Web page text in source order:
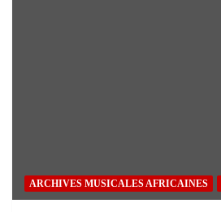
ARCHIVES MUSICALES AFRICAINES